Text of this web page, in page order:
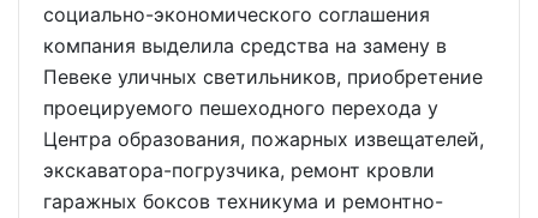
социально-экономического соглашения
компания выделила средства на замену в
Певеке уличных светильников, приобретение
проецируемого пешеходного перехода у
Центра образования, пожарных извещателей,
экскаватора-погрузчика, ремонт кровли
гаражных боксов техникума и ремонтно-